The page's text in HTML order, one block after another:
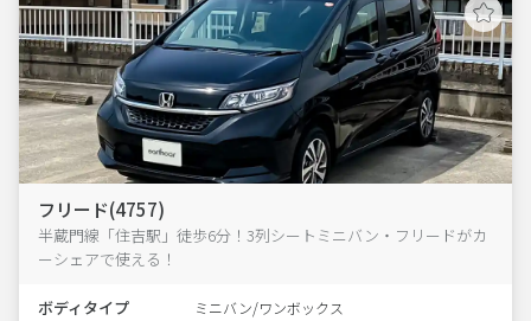
フリード(4757)
半蔵門線「住吉駅」徒歩6分！3列シートミニバン・フリードがカ
ーシェアで使える！
ボディタイプ ミニバン/ワンボックス